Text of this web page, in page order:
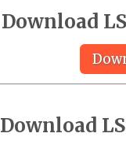
Download
Download